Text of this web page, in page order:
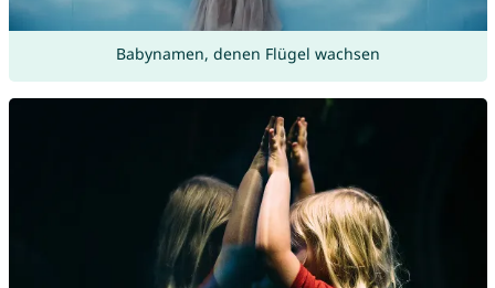
Babynamen, denen Flügel wachsen